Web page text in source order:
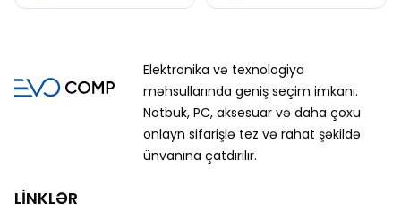
Elektronika və texnologiya
məhsullarında geniş seçim imkanı.
Notbuk, PC, aksesuar və daha çoxu
onlayn sifarişlə tez və rahat şəkildə
ünvanına çatdırılır.
LİNKLƏR